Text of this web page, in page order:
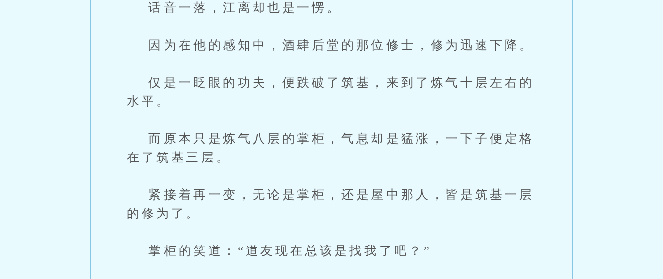
话音一落，江离却也是一愣。
因为在他的感知中，酒肆后堂的那位修士，修为迅速下降。
仅是一眨眼的功夫，便跌破了筑基，来到了炼气十层左右的
水平。
而原本只是炼气八层的掌柜，气息却是猛涨，一下子便定格
在了筑基三层。
紧接着再一变，无论是掌柜，还是屋中那人，皆是筑基一层
的修为了。
掌柜的笑道：“道友现在总该是找我了吧？”